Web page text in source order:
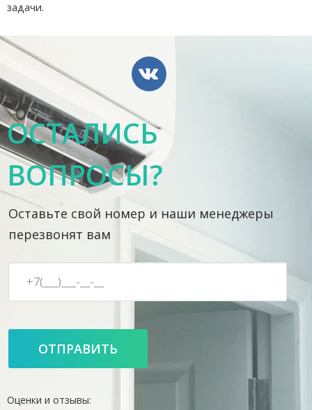
задачи.
ОСТАЛИСЬ
ВОПРОСЫ?
Оставьте свой номер и наши менеджеры
перезвонят вам
Оценки и отзывы: